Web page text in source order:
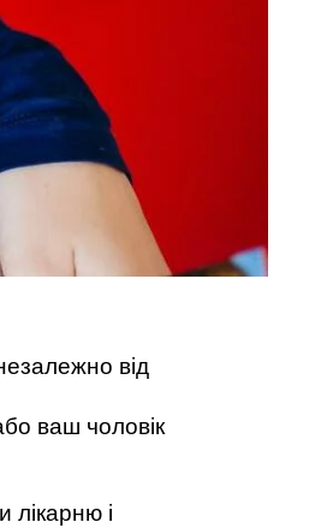
від
ваш чоловік
лікарню і